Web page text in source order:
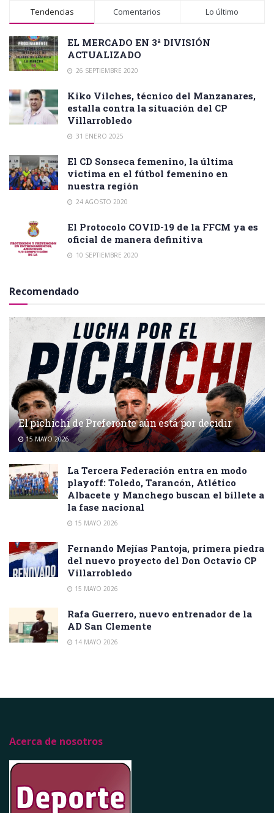
Tendencias Comentarios Lo último
EL MERCADO EN 3ª DIVISIÓN
ACTUALIZADO
26 SEPTIEMBRE 2020
Kiko Vilches, técnico del Manzanares,
estalla contra la situación del CP
Villarrobledo
31 ENERO 2025
El CD Sonseca femenino, la última
victima en el fútbol femenino en
nuestra región
24 AGOSTO 2020
El Protocolo COVID-19 de la FFCM ya es
oficial de manera definitiva
10 SEPTIEMBRE 2020
Recomendado
El pichichi de Preferente aún está por decidir
15 MAYO 2026
La Tercera Federación entra en modo
playoff: Toledo, Tarancón, Atlético
Albacete y Manchego buscan el billete a
la fase nacional
15 MAYO 2026
Fernando Mejías Pantoja, primera piedra
del nuevo proyecto del Don Octavio CP
Villarrobledo
15 MAYO 2026
Rafa Guerrero, nuevo entrenador de la
AD San Clemente
14 MAYO 2026
Acerca de nosotros